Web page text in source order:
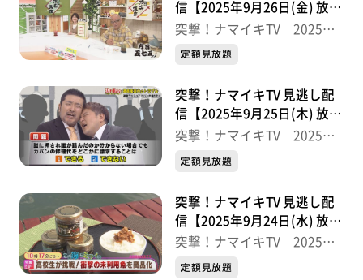
信【2025年9月26日(金) 放送
分】
突撃！ナマイキTV 2025後
半
定額見放題
突撃！ナマイキTV 見逃し配
信【2025年9月25日(木) 放送
分】
突撃！ナマイキTV 2025後
半
定額見放題
突撃！ナマイキTV 見逃し配
信【2025年9月24日(水) 放送
分】
突撃！ナマイキTV 2025後
半
定額見放題